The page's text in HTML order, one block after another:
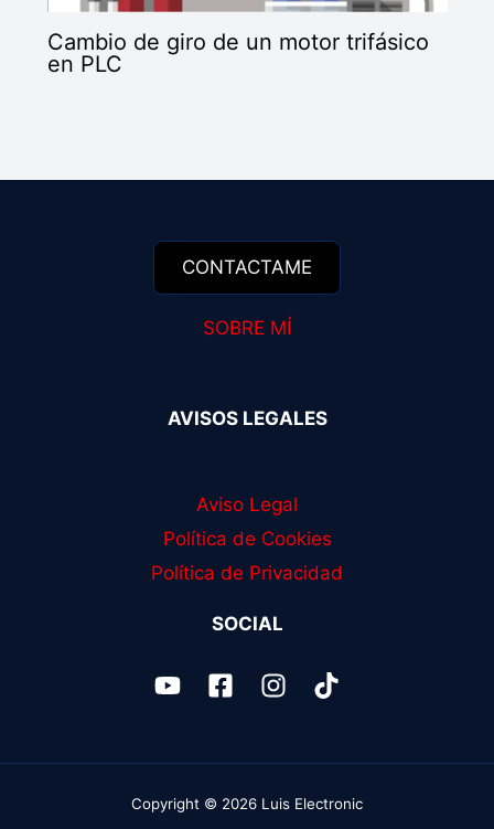
Cambio de giro de un motor trifásico
en PLC
SOBRE MÍ
AVISOS LEGALES
Aviso Legal
Política de Cookies
Política de Privacidad
SOCIAL
Copyright © 2026 Luis Electronic